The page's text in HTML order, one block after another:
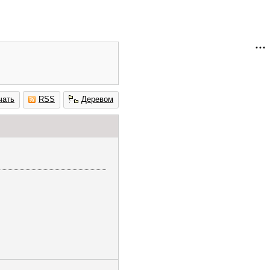
RSS Деревом